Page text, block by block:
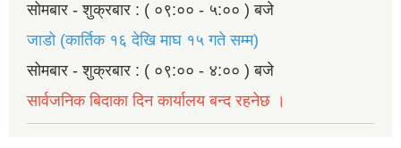
सोमबार - शुक्रबार : ( ०९:०० - ५:०० ) बजे
जाडो (कार्तिक १६ देखि माघ १५ गते सम्म)
सोमबार - शुक्रबार : ( ०९:०० - ४:०० ) बजे
सार्वजनिक बिदाका दिन कार्यालय बन्द रहनेछ ।